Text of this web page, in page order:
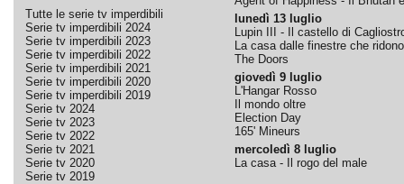
Tutte le serie tv imperdibili
Serie tv imperdibili 2024
Serie tv imperdibili 2023
Serie tv imperdibili 2022
Serie tv imperdibili 2021
Serie tv imperdibili 2020
Serie tv imperdibili 2019
Serie tv 2024
Serie tv 2023
Serie tv 2022
Serie tv 2021
Serie tv 2020
Serie tv 2019
lunedì 13 luglio
Lupin III - Il castello di
La casa dalle finestre che ridono
The Doors
giovedì 9 luglio
L'Hangar Rosso
Il mondo oltre
Election Day
165' Mineurs
mercoledì 8 luglio
La casa - Il rogo del male